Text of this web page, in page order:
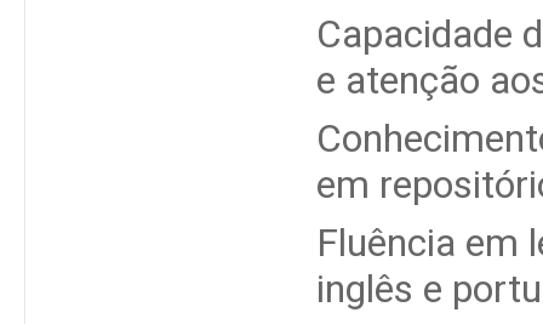
Capacidade
e atenção
em
Fluência em
inglês e